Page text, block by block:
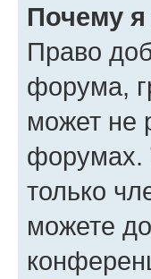
Почему
Право
форума,
может не
форумах.
только
можете